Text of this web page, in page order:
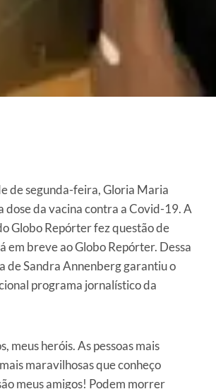
de segunda-feira, Gloria Maria
dose da vacina contra a Covid-19. A
Globo Repórter fez questão de
em breve ao Globo Repórter. Dessa
de Sandra Annenberg garantiu o
programa jornalístico da
meus heróis. As pessoas mais
maravilhosas que conheço
meus amigos! Podem morrer